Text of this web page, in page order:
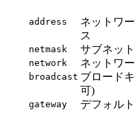
address
ネットワ
ス
netmask サブネッ
network ネットワ
broadcast ブロード
可)
gateway デフォル